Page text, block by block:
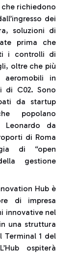
richiedono
dei
soluzioni di
prima che
i controlli di
oltre che più
aeromobili in
di C02. Sono
da startup
popolano
Leonardo da
di Roma
di “open
gestione
Hub è
di impresa
innovative nel
una struttura
Terminal 1 del
ospiterà